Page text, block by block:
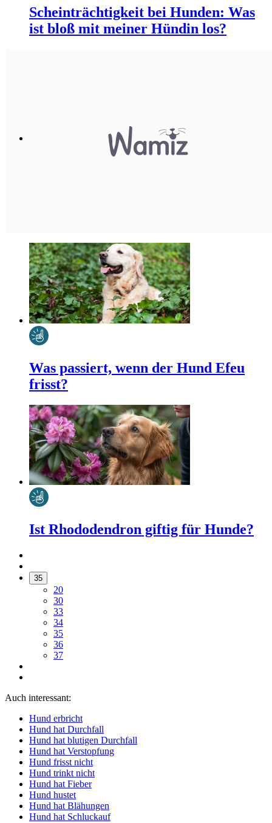
Scheinträchtigkeit bei Hunden: Was
ist bloß mit meiner Hündin los?
Was passiert, wenn der Hund Efeu
frisst?
Ist Rhododendron giftig für Hunde?
35
20
30
33
34
35
36
37
Auch interessant:
Hund erbricht
Hund hat Durchfall
Hund hat blutigen Durchfall
Hund hat Verstopfung
Hund frisst nicht
Hund trinkt nicht
Hund hat Fieber
Hund hustet
Hund hat Blähungen
Hund hat Schluckauf